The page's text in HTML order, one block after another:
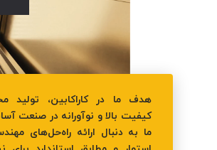
هدف ما در کاراکابین، تولید
کیفیت بالا و نوآورانه در صنعت
ما به دنبال ارائه راه‌حل‌های